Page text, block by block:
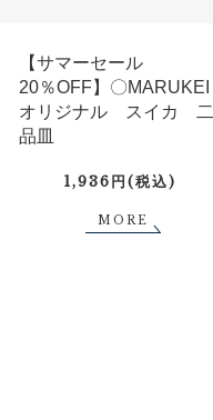
【サマーセール
20％OFF】〇MARUKEI
オリジナル スイカ 二
品皿
1,936円(税込)
MORE